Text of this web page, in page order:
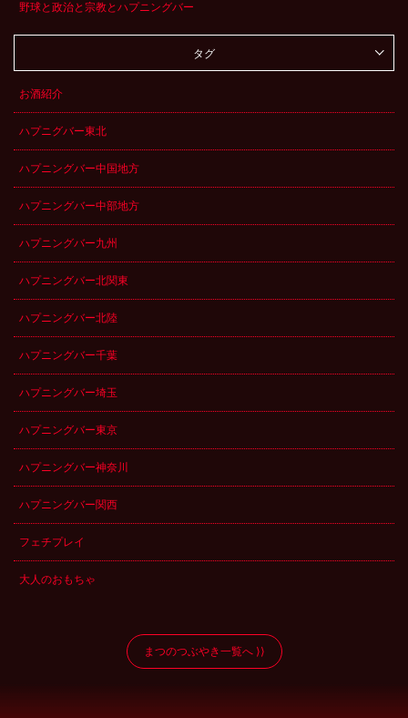
野球と政治と宗教とハプニングバー
タグ
お酒紹介
ハプニグバー東北
ハプニングバー中国地方
ハプニングバー中部地方
ハプニングバー九州
ハプニングバー北関東
ハプニングバー北陸
ハプニングバー千葉
ハプニングバー埼玉
ハプニングバー東京
ハプニングバー神奈川
ハプニングバー関西
フェチプレイ
大人のおもちゃ
まつのつぶやき一覧へ